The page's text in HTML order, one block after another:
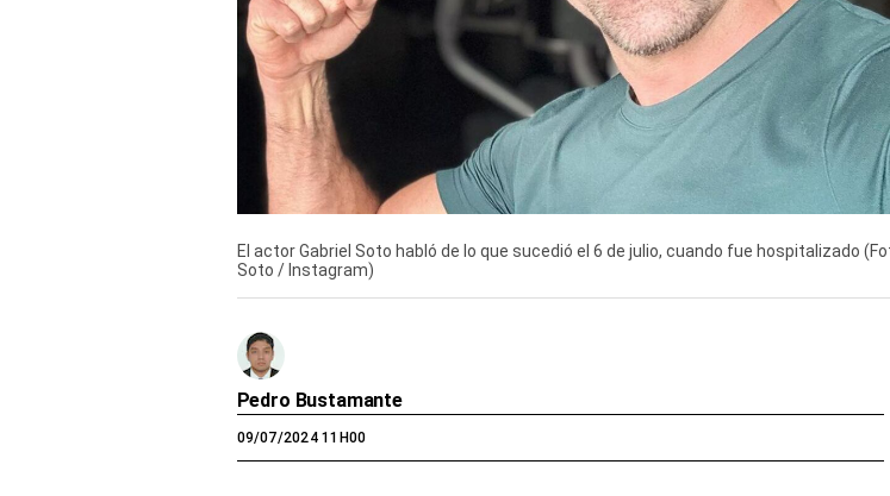
El actor Gabriel Soto habló de lo que sucedió el 6 de julio, cuando fue hospitalizado
Soto / Instagram)
Pedro Bustamante
09/07/2024 11H00